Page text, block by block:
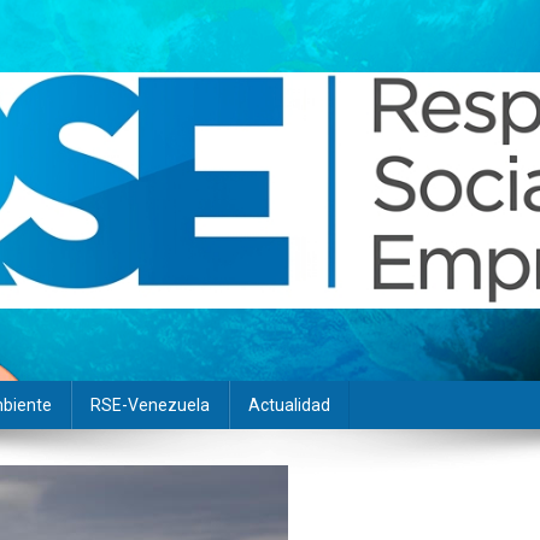
RSE-Venezuela Actualidad